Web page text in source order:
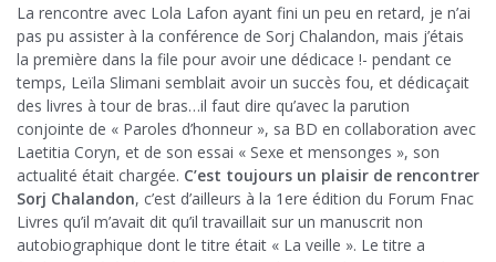
La rencontre avec Lola Lafon ayant fini un peu en retard, je n’ai
pas pu assister à la conférence de Sorj Chalandon, mais j’étais
la première dans la file pour avoir une dédicace !- pendant ce
temps, Leïla Slimani semblait avoir un succès fou, et dédicaçait
des livres à tour de bras…il faut dire qu’avec la parution
conjointe de « Paroles d’honneur », sa BD en collaboration avec
Laetitia Coryn, et de son essai « Sexe et mensonges », son
actualité était chargée. C’est toujours un plaisir de rencontrer
Sorj Chalandon, c’est d’ailleurs à la 1ere édition du Forum Fnac
Livres qu’il m’avait dit qu’il travaillait sur un manuscrit non
autobiographique dont le titre était « La veille ». Le titre a